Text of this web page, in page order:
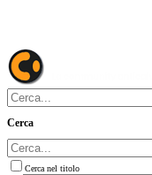
Cerca
Cerca nel titolo